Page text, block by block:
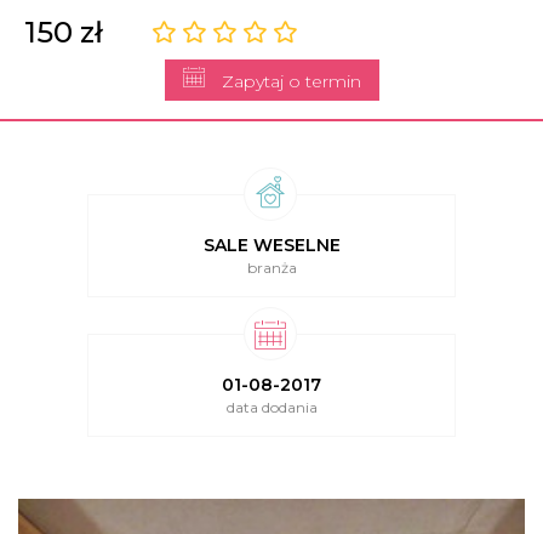
150 zł
Zapytaj o termin
SALE WESELNE
branża
01-08-2017
data dodania